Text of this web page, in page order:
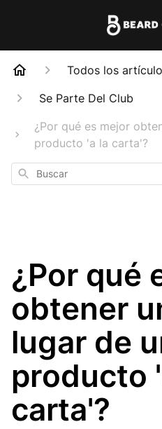
Todos los
Se Parte Del Club
¿Por qué es mejor
producto 'a la carta'?
Buscar
¿Por qué
obtener
lugar de
producto
carta'?